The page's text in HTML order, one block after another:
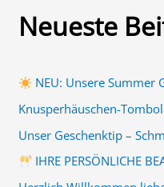
h
n
c
h
Neueste
NEU: Unsere Summer
Knusperhäuschen-
Unser Geschenktip –
IHRE PERSÖNLICHE